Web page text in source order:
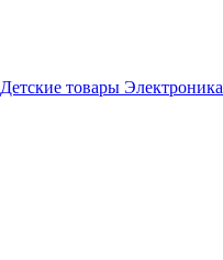
Детские товары Электроника